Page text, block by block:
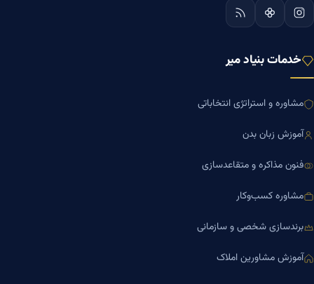
خدمات بنیاد میر
مشاوره و استراتژی انتخاباتی
آموزش زبان بدن
فنون مذاکره و متقاعدسازی
مشاوره کسب‌وکار
برندسازی شخصی و سازمانی
آموزش مشاورین املاک